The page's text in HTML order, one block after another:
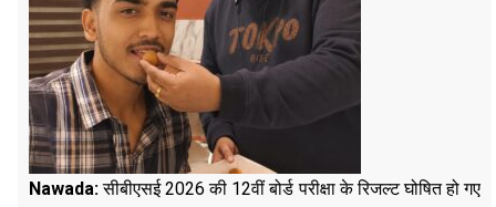
Nawada:सीबीएसई 2026 की 12वीं बोर्ड परीक्षा के रिजल्ट घोषित हो गए